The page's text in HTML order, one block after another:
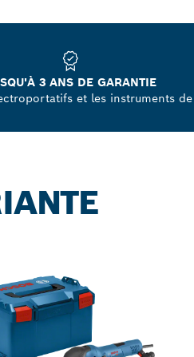
3 ANS DE GARANTIE
et les instruments de